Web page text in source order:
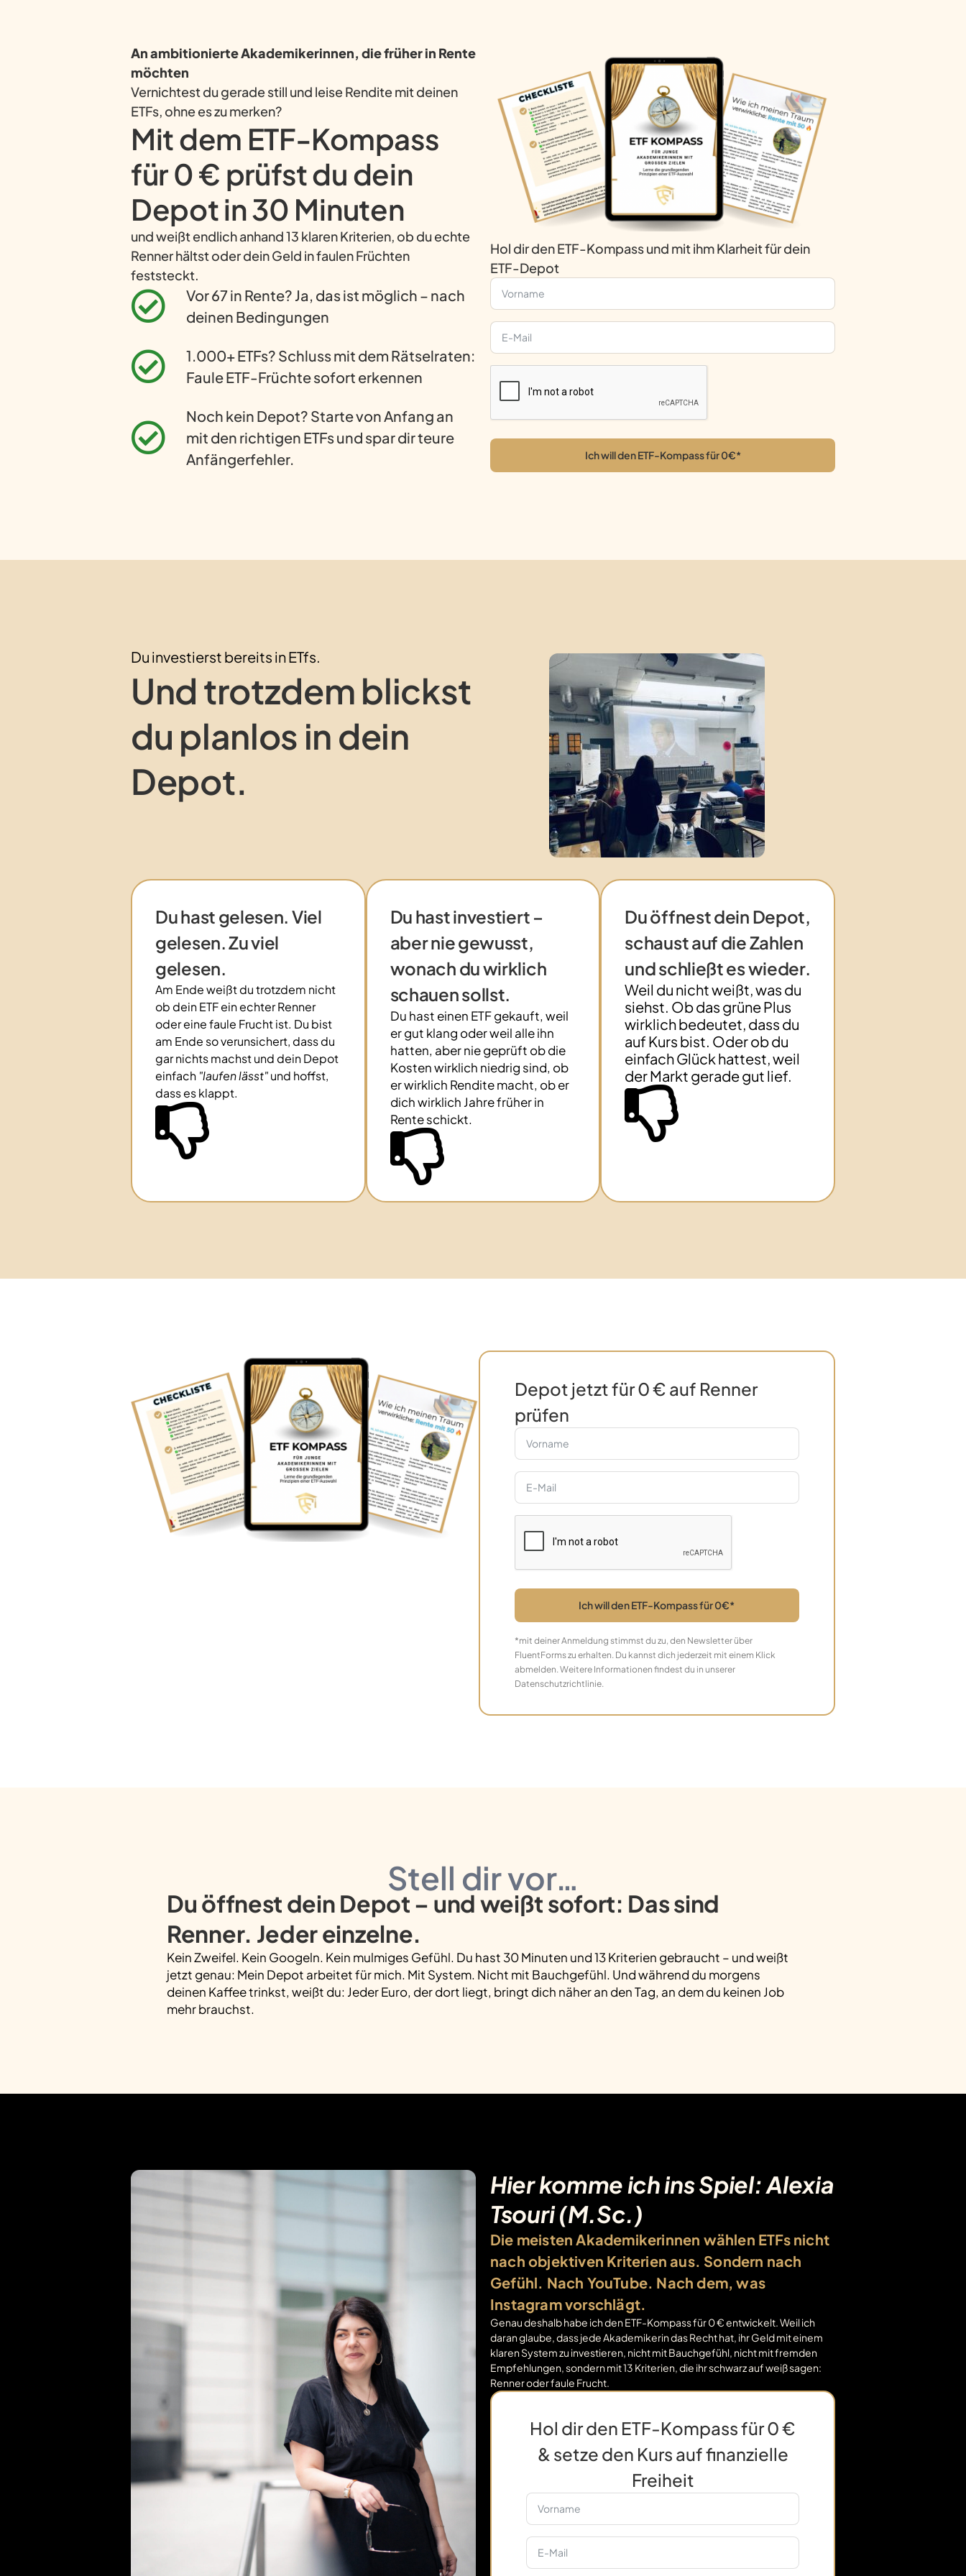
An ambitionierte Akademikerinnen, die früher in Rente
möchten
Vernichtest du gerade still und leise Rendite mit deinen
ETFs, ohne es zu merken?
Mit dem ETF-Kompass
für 0 € prüfst du dein
Depot in 30 Minuten
und weißt endlich anhand 13 klaren Kriterien, ob du echte
Renner hältst oder dein Geld in faulen Früchten
feststeckt.
Vor 67 in Rente? Ja, das ist möglich – nach
deinen Bedingungen
1.000+ ETFs? Schluss mit dem Rätselraten:
Faule ETF-Früchte sofort erkennen
Noch kein Depot? Starte von Anfang an
mit den richtigen ETFs und spar dir teure
Anfängerfehler.
Hol dir den ETF-Kompass und mit ihm Klarheit für dein
ETF-Depot
Ich will den ETF-Kompass für 0€*
Du investierst bereits in ETfs.
Und trotzdem blickst
du planlos in dein
Depot.
Du hast gelesen. Viel
gelesen. Zu viel
gelesen.
Am Ende weißt du trotzdem nicht
ob dein ETF ein echter Renner
oder eine faule Frucht ist. Du bist
am Ende so verunsichert, dass du
gar nichts machst und dein Depot
einfach "laufen lässt"und hoffst,
dass es klappt.
Du hast investiert –
aber nie gewusst,
wonach du wirklich
schauen sollst.
Du hast einen ETF gekauft, weil
er gut klang oder weil alle ihn
hatten, aber nie geprüft ob die
Kosten wirklich niedrig sind, ob
er wirklich Rendite macht, ob er
dich wirklich Jahre früher in
Rente schickt.
Du öffnest dein Depot,
schaust auf die Zahlen
und schließt es wieder.
Weil du nicht weißt, was du
siehst. Ob das grüne Plus
wirklich bedeutet, dass du
auf Kurs bist. Oder ob du
einfach Glück hattest, weil
der Markt gerade gut lief.
Depot jetzt für 0 € auf Renner
prüfen
Ich will den ETF-Kompass für 0€*
*mit deiner Anmeldung stimmst du zu, den Newsletter über
FluentForms zu erhalten. Du kannst dich jederzeit mit einem Klick
abmelden. Weitere Informationen findest du in unserer
Datenschutzrichtlinie.
Stell dir vor…
Du öffnest dein Depot – und weißt sofort: Das sind
Renner. Jeder einzelne.
Kein Zweifel. Kein Googeln. Kein mulmiges Gefühl. Du hast 30 Minuten und 13 Kriterien gebraucht – und weißt
jetzt genau: Mein Depot arbeitet für mich. Mit System. Nicht mit Bauchgefühl. Und während du morgens
deinen Kaffee trinkst, weißt du: Jeder Euro, der dort liegt, bringt dich näher an den Tag, an dem du keinen Job
mehr brauchst.
Hier komme ich ins Spiel: Alexia
Tsouri (M.Sc.)
Die meisten Akademikerinnen wählen ETFs nicht
nach objektiven Kriterien aus. Sondern nach
Gefühl. Nach YouTube. Nach dem, was
Instagram vorschlägt.
Genau deshalb habe ich den ETF-Kompass für 0 € entwickelt. Weil ich
daran glaube, dass jede Akademikerin das Recht hat, ihr Geld mit einem
klaren System zu investieren, nicht mit Bauchgefühl, nicht mit fremden
Empfehlungen, sondern mit 13 Kriterien, die ihr schwarz auf weiß sagen:
Renner oder faule Frucht.
Hol dir den ETF-Kompass für 0 €
& setze den Kurs auf finanzielle
Freiheit